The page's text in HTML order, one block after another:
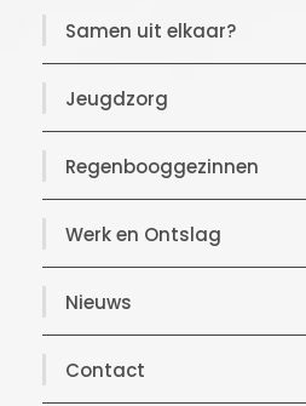
Samen uit elkaar?
Jeugdzorg
Regenbooggezinnen
Werk en Ontslag
Nieuws
Contact